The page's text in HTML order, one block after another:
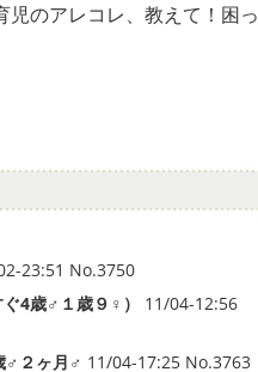
のアレコレ、教えて！困っ
23:51 No.3750
4歳♂１歳９♀）
11/04-12:56
♂２ヶ月♂ 11/04-17:25 No.3763